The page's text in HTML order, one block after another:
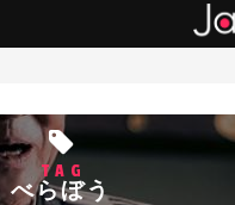
TAG
べらぼう